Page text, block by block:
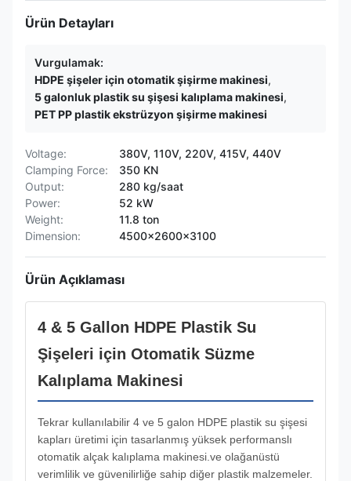
Ürün Detayları
Vurgulamak:
HDPE şişeler için otomatik şişirme makinesi,
5 galonluk plastik su şişesi kalıplama makinesi,
PET PP plastik ekstrüzyon şişirme makinesi
Voltage:
380V, 110V, 220V, 415V, 440V
Clamping Force:
350 KN
Output:
280 kg/saat
Power:
52 kW
Weight:
11.8 ton
Dimension:
4500x2600x3100
Ürün Açıklaması
4 & 5 Gallon HDPE Plastik Su
Şişeleri için Otomatik Süzme
Kalıplama Makinesi
Tekrar kullanılabilir 4 ve 5 galon HDPE plastik su şişesi
kapları üretimi için tasarlanmış yüksek performanslı
otomatik alçak kalıplama makinesi.ve olağanüstü
verimlilik ve güvenilirliğe sahip diğer plastik malzemeler.